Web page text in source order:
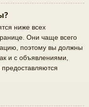
ниже всех
Они чаще всего
поэтому вы должны
и с объявлениями,